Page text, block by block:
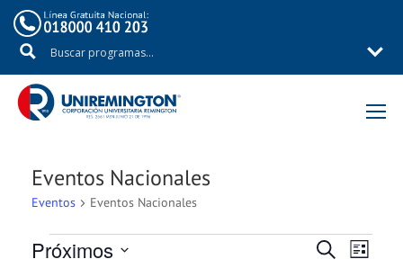
Eventos Nacionales
Eventos Eventos Nacionales
Eventos BUSCAR
LISTA
Próximos